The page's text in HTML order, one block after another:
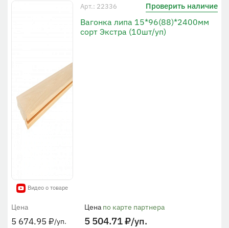
Видео о товаре
Арт.: 22336 Проверить наличие
Вагонка липа 15*96(88)*2400мм
сорт Экстра (10шт/уп)
Цена
5 674.95 ₽/уп.
Цена по карте партнера
5 504.71₽/уп.